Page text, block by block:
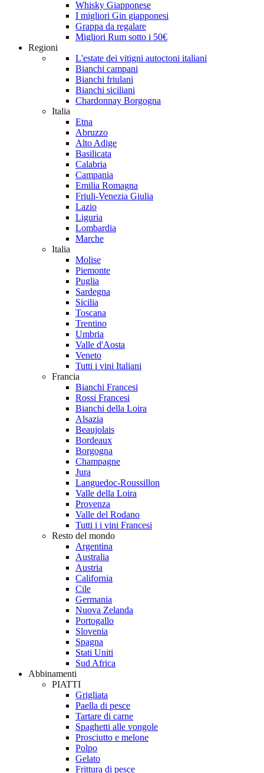
Whisky Giapponese
I migliori Gin giapponesi
Grappa da regalare
Migliori Rum sotto i 50€
Regioni
L'estate dei vitigni autoctoni italiani
Bianchi campani
Bianchi friulani
Bianchi siciliani
Chardonnay Borgogna
Italia
Etna
Abruzzo
Alto Adige
Basilicata
Calabria
Campania
Emilia Romagna
Friuli-Venezia Giulia
Lazio
Liguria
Lombardia
Marche
Italia
Molise
Piemonte
Puglia
Sardegna
Sicilia
Toscana
Trentino
Umbria
Valle d'Aosta
Veneto
Tutti i vini Italiani
Francia
Bianchi Francesi
Rossi Francesi
Bianchi della Loira
Alsazia
Beaujolais
Bordeaux
Borgogna
Champagne
Jura
Languedoc-Roussillon
Valle della Loira
Provenza
Valle del Rodano
Tutti i i vini Francesi
Resto del mondo
Argentina
Australia
Austria
California
Cile
Germania
Nuova Zelanda
Portogallo
Slovenia
Spagna
Stati Uniti
Sud Africa
Abbinamenti
PIATTI
Grigliata
Paella di pesce
Tartare di carne
Spaghetti alle vongole
Prosciutto e melone
Polpo
Gelato
Frittura di pesce